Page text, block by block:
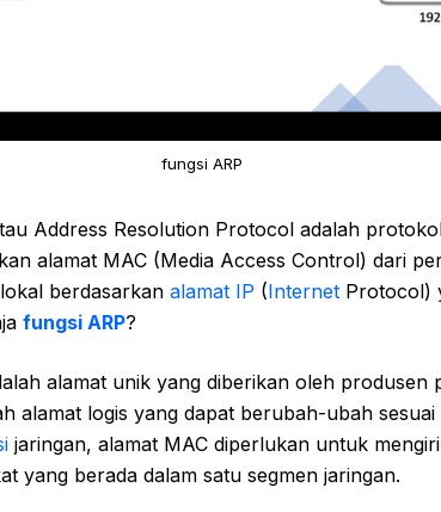
fungsi ARP
Address Resolution Protocol adalah
alamat MAC (Media Access Control) dari
berdasarkan alamat IP (Internet Protocol)
fungsi ARP?
alamat unik yang diberikan oleh produsen
alamat logis yang dapat berubah-ubah
jaringan, alamat MAC diperlukan untuk
yang berada dalam satu segmen jaringan.